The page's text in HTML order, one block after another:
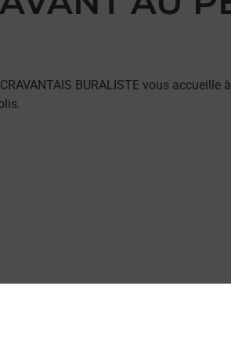
BURALISTE vous accueille